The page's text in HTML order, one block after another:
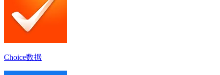
Choice数据